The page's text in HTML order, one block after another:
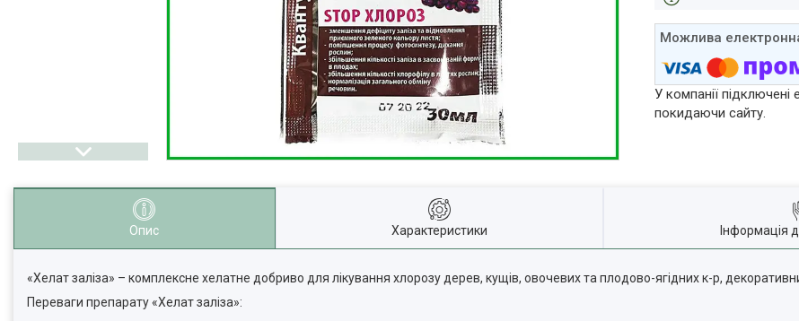
У компанії
покидаючи сайту.
Опис Характеристики Інформація
«Хелат заліза» – комплексне хелатне добриво для лікування хлорозу дерев, кущів, овочевих та плодово-ягідних к-р,
Переваги препарату «Хелат заліза»: